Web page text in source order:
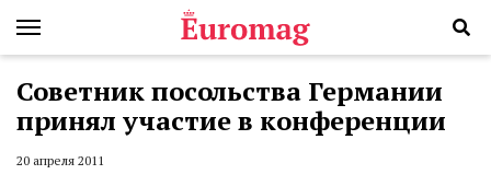
Советник посольства Германии
принял участие в конференции
20 апреля 2011